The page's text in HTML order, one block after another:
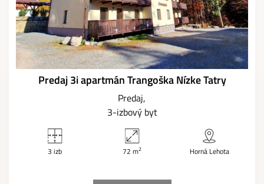
Predaj 3i apartmán Trangoška Nízke Tatry
Predaj
3-izbový byt
3 izb 72 m2 Horná Lehota